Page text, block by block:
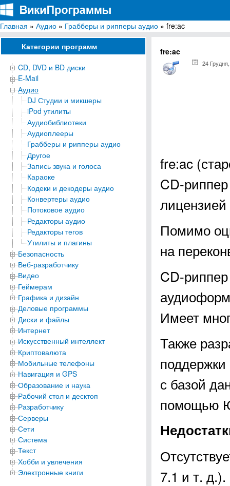
ВикиПрограммы
Энциклопедия бесплатных компьютерных программ для Windows
Главная » Аудио » Грабберы и рипперы аудио » fre:ac
Категории программ
CD, DVD и BD диски
E-Mail
Аудио
DJ Студии и микшеры
iPod утилиты
Аудиобиблиотеки
Аудиоплееры
Грабберы и рипперы аудио
Другое
Запись звука и голоса
Караоке
Кодеки и декодеры аудио
Конвертеры аудио
Потоковое аудио
Редакторы аудио
Редакторы тегов
Утилиты и плагины
Безопасность
Веб-разработчику
Видео
Геймерам
Графика и дизайн
Деловые программы
Диски и файлы
Интернет
Искусственный интеллект
Криптовалюта
Мобильные телефоны
Навигация и GPS
Образование и наука
Рабочий стол и десктоп
Разработчику
Серверы
Сети
Система
Текст
Хобби и увлечения
Электронные книги
fre:ac
24
fre:ac
CD-
Помимо
на
CD-
Имеет
Также
с базой
помощью
7.1 и т. д.).